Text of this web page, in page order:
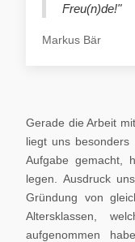
Freu(n)de!"
Markus Bär
Gerade die Arbeit
liegt uns
Aufgabe gemacht,
legen. Ausdruck
Gründung von
Altersklassen,
aufgenommen